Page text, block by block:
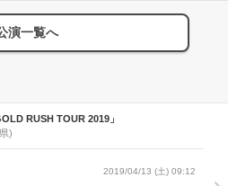
演一覧へ
RUSH TOUR 2019」
)
2019/04/13 (土) 09:12